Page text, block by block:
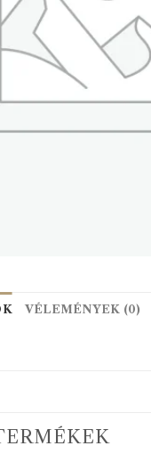
VÉLEMÉNYEK (0)